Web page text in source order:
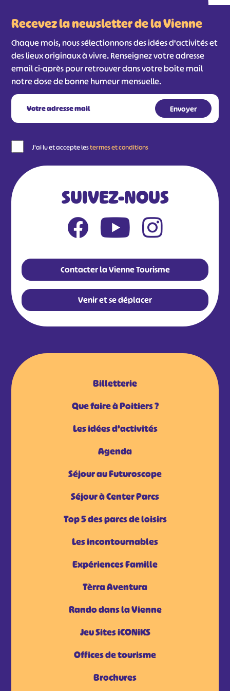
Recevez la newsletter de la Vienne
Chaque mois, nous sélectionnons des idées d'activités et
des lieux originaux à vivre. Renseignez votre adresse
email ci-après pour retrouver dans votre boîte mail
notre dose de bonne humeur mensuelle.
J'ai lu et accepte lestermes et conditions
SUIVEZ-NOUS
Contacter la Vienne Tourisme
Venir et se déplacer
Billetterie
Que faire à Poitiers ?
Les idées d'activités
Agenda
Séjour au Futuroscope
Séjour à Center Parcs
Top 5 des parcs de loisirs
Les incontournables
Expériences Famille
Tèrra Aventura
Rando dans la Vienne
Jeu Sites iCONiKS
Offices de tourisme
Brochures